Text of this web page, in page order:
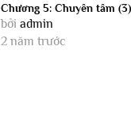
Chương 5: Chuyên tâm (3)
bởi admin
2 năm trước